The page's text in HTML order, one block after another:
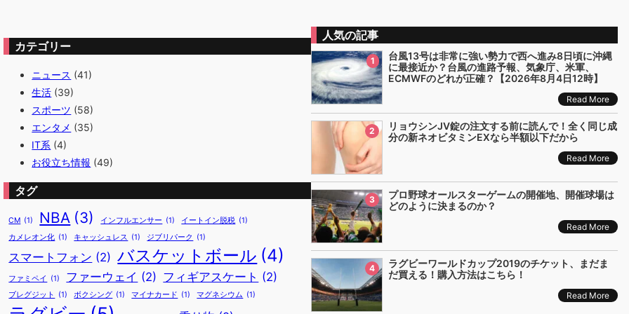
カテゴリー
ニュース (41)
生活 (39)
スポーツ (58)
エンタメ (35)
IT系 (4)
お役立ち情報 (49)
タグ
CM (1) NBA (3) インフルエンサー (1) イートイン脱税 (1)
カメレオン化 (1) キャッシュレス (1) ジブリパーク (1)
スマートフォン (2) バスケットボール (4)
ファミペイ (1) ファーウェイ (2) フィギアスケート (2)
ブレグジット (1) ボクシング (1) マイナカード (1) マグネシウム (1)
人気の記事
1
台風13号は非常に強い勢力で西へ進み8日頃に沖縄
に最接近か？台風の進路予報、気象庁、米軍、
ECMWFのどれが正確？【2026年8月4日12時】
Read More
2
リョウシンJV錠の注文する前に読んで！全く同じ成
分の新ネオビタミンEXなら半額以下だから
Read More
3
プロ野球オールスターゲームの開催地、開催球場は
どのように決まるのか？
Read More
4
ラグビーワールドカップ2019のチケット、まだま
だ買える！購入方法はこちら！
Read More